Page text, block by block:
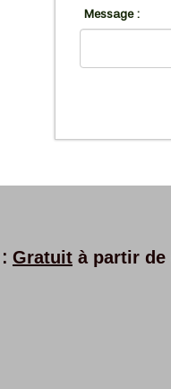
Message :
: Gratuit à partir de